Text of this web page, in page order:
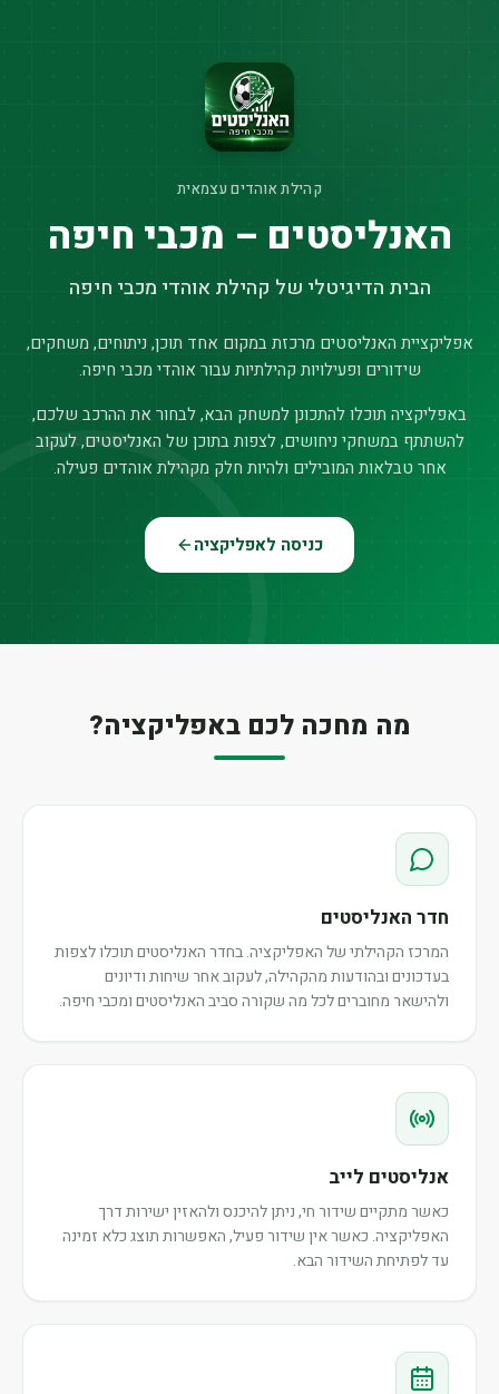
קהילת אוהדים עצמאית
האנליסטים – מכבי חיפה
הבית הדיגיטלי של קהילת אוהדי מכבי חיפה
אפליקציית האנליסטים מרכזת במקום אחד תוכן, ניתוחים, משחקים,
שידורים ופעילויות קהילתיות עבור אוהדי מכבי חיפה.
באפליקציה תוכלו להתכונן למשחק הבא, לבחור את ההרכב שלכם,
להשתתף במשחקי ניחושים, לצפות בתוכן של האנליסטים, לעקוב
אחר טבלאות המובילים ולהיות חלק מקהילת אוהדים פעילה.
כניסה לאפליקציה
מה מחכה לכם באפליקציה?
חדר האנליסטים
המרכז הקהילתי של האפליקציה. בחדר האנליסטים תוכלו לצפות
בעדכונים ובהודעות מהקהילה, לעקוב אחר שיחות ודיונים
ולהישאר מחוברים לכל מה שקורה סביב האנליסטים ומכבי חיפה.
אנליסטים לייב
כאשר מתקיים שידור חי, ניתן להיכנס ולהאזין ישירות דרך
האפליקציה. כאשר אין שידור פעיל, האפשרות תוצג כלא זמינה
עד לפתיחת השידור הבא.